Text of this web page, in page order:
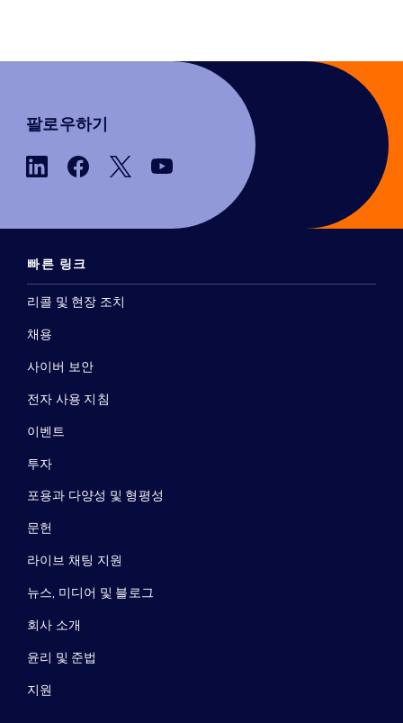
팔로우하기
빠른 링크
리콜 및 현장 조치
채용
사이버 보안
전자 사용 지침
이벤트
투자
포용과 다양성 및 형평성
문헌
라이브 채팅 지원
뉴스, 미디어 및 블로그
회사 소개
윤리 및 준법
지원